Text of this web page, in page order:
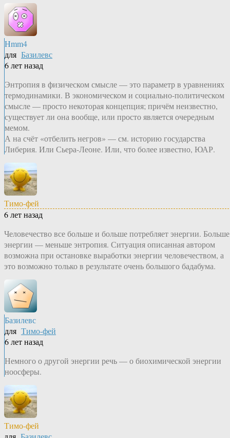
Hmm4
для Базилевс
6 лет назад
Энтропия в физическом смысле — это параметр в уравнениях
термодинамики. В экономическом и социально-политическом
смысле — просто некоторая концепция; причём неизвестно,
существует ли она вообще, или просто является очередным
мемом.
А на счёт «отбелить негров» — см. историю государства
Либерия. Или Сьера-Леоне. Или, что более известно, ЮАР.
Тимо-фей
6 лет назад
Человечество все больше и больше потребляет энергии. Больше
энергии — меньше энтропия. Ситуация описанная автором
возможна при остановке выработки энергии человечеством, а
это возможно только в результате очень большого бадабума.
Базилевс
для Тимо-фей
6 лет назад
Немного о другой энергии речь — о биохимической энергии
ноосферы.
Тимо-фей